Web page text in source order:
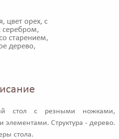
цвет орех, с
серебром,
старением,
дерево,
стол с резными ножками,
Структура - дерево.
стола.